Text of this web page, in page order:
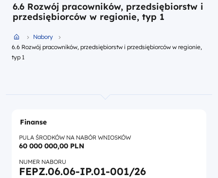
6.6 Rozwój pracowników, przedsiębiorstw i
przedsiębiorców w regionie, typ 1
Przejdź do strony głównej portalu
Nabory
6.6 Rozwój pracowników, przedsiębiorstw i przedsiębiorców w regionie,
typ 1
Finanse
PULA ŚRODKÓW NA NABÓR WNIOSKÓW
60 000 000,00 PLN
NUMER NABORU
FEPZ.06.06-IP.01-001/26